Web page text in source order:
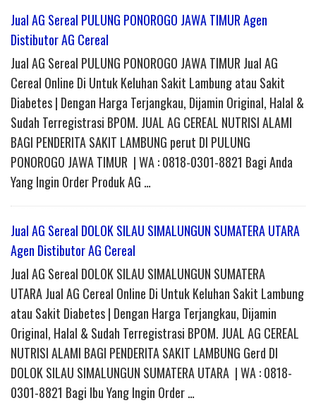
Jual AG Sereal PULUNG PONOROGO JAWA TIMUR Agen
Distibutor AG Cereal
Jual AG Sereal PULUNG PONOROGO JAWA TIMUR Jual AG
Cereal Online Di Untuk Keluhan Sakit Lambung atau Sakit
Diabetes | Dengan Harga Terjangkau, Dijamin Original, Halal &
Sudah Terregistrasi BPOM. JUAL AG CEREAL NUTRISI ALAMI
BAGI PENDERITA SAKIT LAMBUNG perut DI PULUNG
PONOROGO JAWA TIMUR | WA : 0818-0301-8821 Bagi Anda
Yang Ingin Order Produk AG …
Jual AG Sereal DOLOK SILAU SIMALUNGUN SUMATERA UTARA
Agen Distibutor AG Cereal
Jual AG Sereal DOLOK SILAU SIMALUNGUN SUMATERA
UTARA Jual AG Cereal Online Di Untuk Keluhan Sakit Lambung
atau Sakit Diabetes | Dengan Harga Terjangkau, Dijamin
Original, Halal & Sudah Terregistrasi BPOM. JUAL AG CEREAL
NUTRISI ALAMI BAGI PENDERITA SAKIT LAMBUNG Gerd DI
DOLOK SILAU SIMALUNGUN SUMATERA UTARA | WA : 0818-
0301-8821 Bagi Ibu Yang Ingin Order …